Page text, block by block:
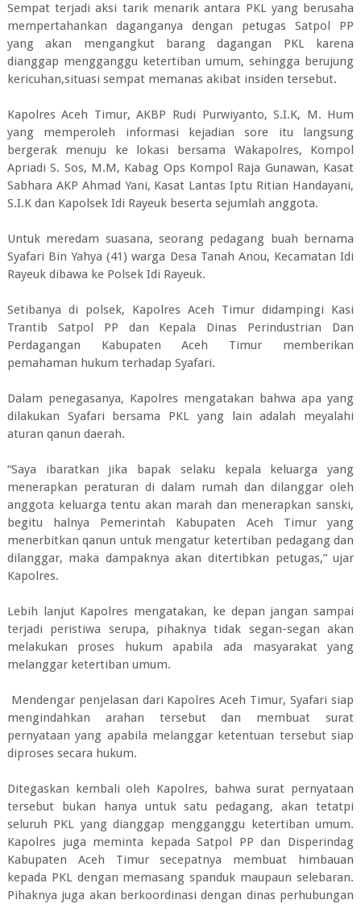
Sempat terjadi aksi tarik menarik antara PKL yang berusaha
mempertahankan daganganya dengan petugas Satpol PP
yang akan mengangkut barang dagangan PKL karena
dianggap mengganggu ketertiban umum, sehingga berujung
kericuhan,situasi sempat memanas akibat insiden tersebut.
Kapolres Aceh Timur, AKBP Rudi Purwiyanto, S.I.K, M. Hum
yang memperoleh informasi kejadian sore itu langsung
bergerak menuju ke lokasi bersama Wakapolres, Kompol
Apriadi S. Sos, M.M, Kabag Ops Kompol Raja Gunawan, Kasat
Sabhara AKP Ahmad Yani, Kasat Lantas Iptu Ritian Handayani,
S.I.K dan Kapolsek Idi Rayeuk beserta sejumlah anggota.
Untuk meredam suasana, seorang pedagang buah bernama
Syafari Bin Yahya (41) warga Desa Tanah Anou, Kecamatan Idi
Rayeuk dibawa ke Polsek Idi Rayeuk.
Setibanya di polsek, Kapolres Aceh Timur didampingi Kasi
Trantib Satpol PP dan Kepala Dinas Perindustrian Dan
Perdagangan Kabupaten Aceh Timur memberikan
pemahaman hukum terhadap Syafari.
Dalam penegasanya, Kapolres mengatakan bahwa apa yang
dilakukan Syafari bersama PKL yang lain adalah meyalahi
aturan qanun daerah.
“Saya ibaratkan jika bapak selaku kepala keluarga yang
menerapkan peraturan di dalam rumah dan dilanggar oleh
anggota keluarga tentu akan marah dan menerapkan sanski,
begitu halnya Pemerintah Kabupaten Aceh Timur yang
menerbitkan qanun untuk mengatur ketertiban pedagang dan
dilanggar, maka dampaknya akan ditertibkan petugas,” ujar
Kapolres.
Lebih lanjut Kapolres mengatakan, ke depan jangan sampai
terjadi peristiwa serupa, pihaknya tidak segan-segan akan
melakukan proses hukum apabila ada masyarakat yang
melanggar ketertiban umum.
Mendengar penjelasan dari Kapolres Aceh Timur, Syafari siap
mengindahkan arahan tersebut dan membuat surat
pernyataan yang apabila melanggar ketentuan tersebut siap
diproses secara hukum.
Ditegaskan kembali oleh Kapolres, bahwa surat pernyataan
tersebut bukan hanya untuk satu pedagang, akan tetatpi
seluruh PKL yang dianggap mengganggu ketertiban umum.
Kapolres juga meminta kepada Satpol PP dan Disperindag
Kabupaten Aceh Timur secepatnya membuat himbauan
kepada PKL dengan memasang spanduk maupaun selebaran.
Pihaknya juga akan berkoordinasi dengan dinas perhubungan